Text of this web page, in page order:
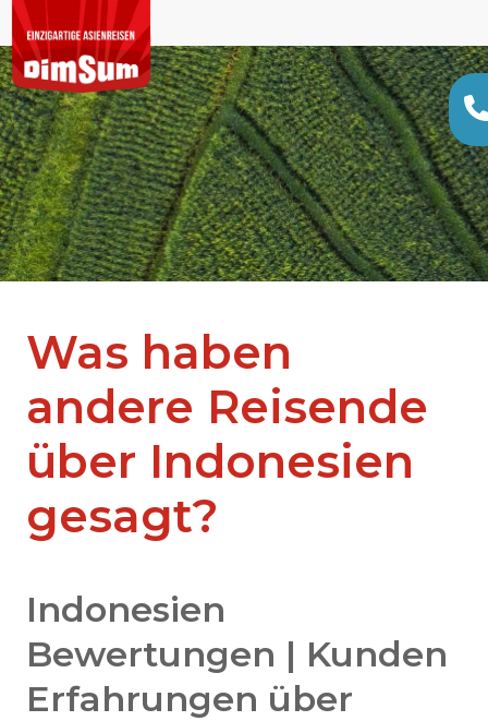
Was haben
andere Reisende
über Indonesien
gesagt?
Indonesien
Bewertungen | Kunden
Erfahrungen über